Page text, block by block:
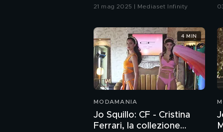
21 mag 2025 | Mediaset Infinity
MODAMANIA
Jo Squillo: CF - Cristina
Ferrari, la collezione
4 MIN